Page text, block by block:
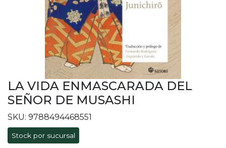
LA VIDA ENMASCARADA DEL
SEÑOR DE MUSASHI
SKU: 9788494468551
Stock por sucursal